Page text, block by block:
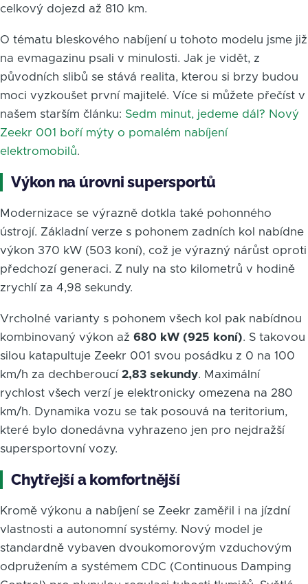
celkový dojezd až 810 km.
O tématu bleskového nabíjení u tohoto modelu jsme již
na evmagazinu psali v minulosti. Jak je vidět, z
původních slibů se stává realita, kterou si brzy budou
moci vyzkoušet první majitelé. Více si můžete přečíst v
našem starším článku: Sedm minut, jedeme dál? Nový
Zeekr 001 boří mýty o pomalém nabíjení
elektromobilů.
Výkon na úrovni supersportů
Modernizace se výrazně dotkla také pohonného
ústrojí. Základní verze s pohonem zadních kol nabídne
výkon 370 kW (503 koní), což je výrazný nárůst oproti
předchozí generaci. Z nuly na sto kilometrů v hodině
zrychlí za 4,98 sekundy.
Vrcholné varianty s pohonem všech kol pak nabídnou
kombinovaný výkon až 680 kW (925 koní). S takovou
silou katapultuje Zeekr 001 svou posádku z 0 na 100
km/h za dechberoucí 2,83 sekundy. Maximální
rychlost všech verzí je elektronicky omezena na 280
km/h. Dynamika vozu se tak posouvá na teritorium,
které bylo donedávna vyhrazeno jen pro nejdražší
supersportovní vozy.
Chytřejší a komfortnější
Kromě výkonu a nabíjení se Zeekr zaměřil i na jízdní
vlastnosti a autonomní systémy. Nový model je
standardně vybaven dvoukomorovým vzduchovým
odpružením a systémem CDC (Continuous Damping